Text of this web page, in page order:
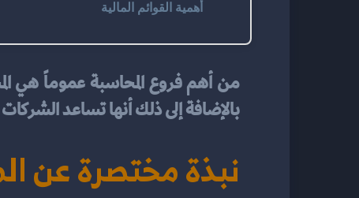
أهمية القوائم المالية
بالإضافة إلى ذلك أنها تساعد الشركات
نبذة مختصرة عن